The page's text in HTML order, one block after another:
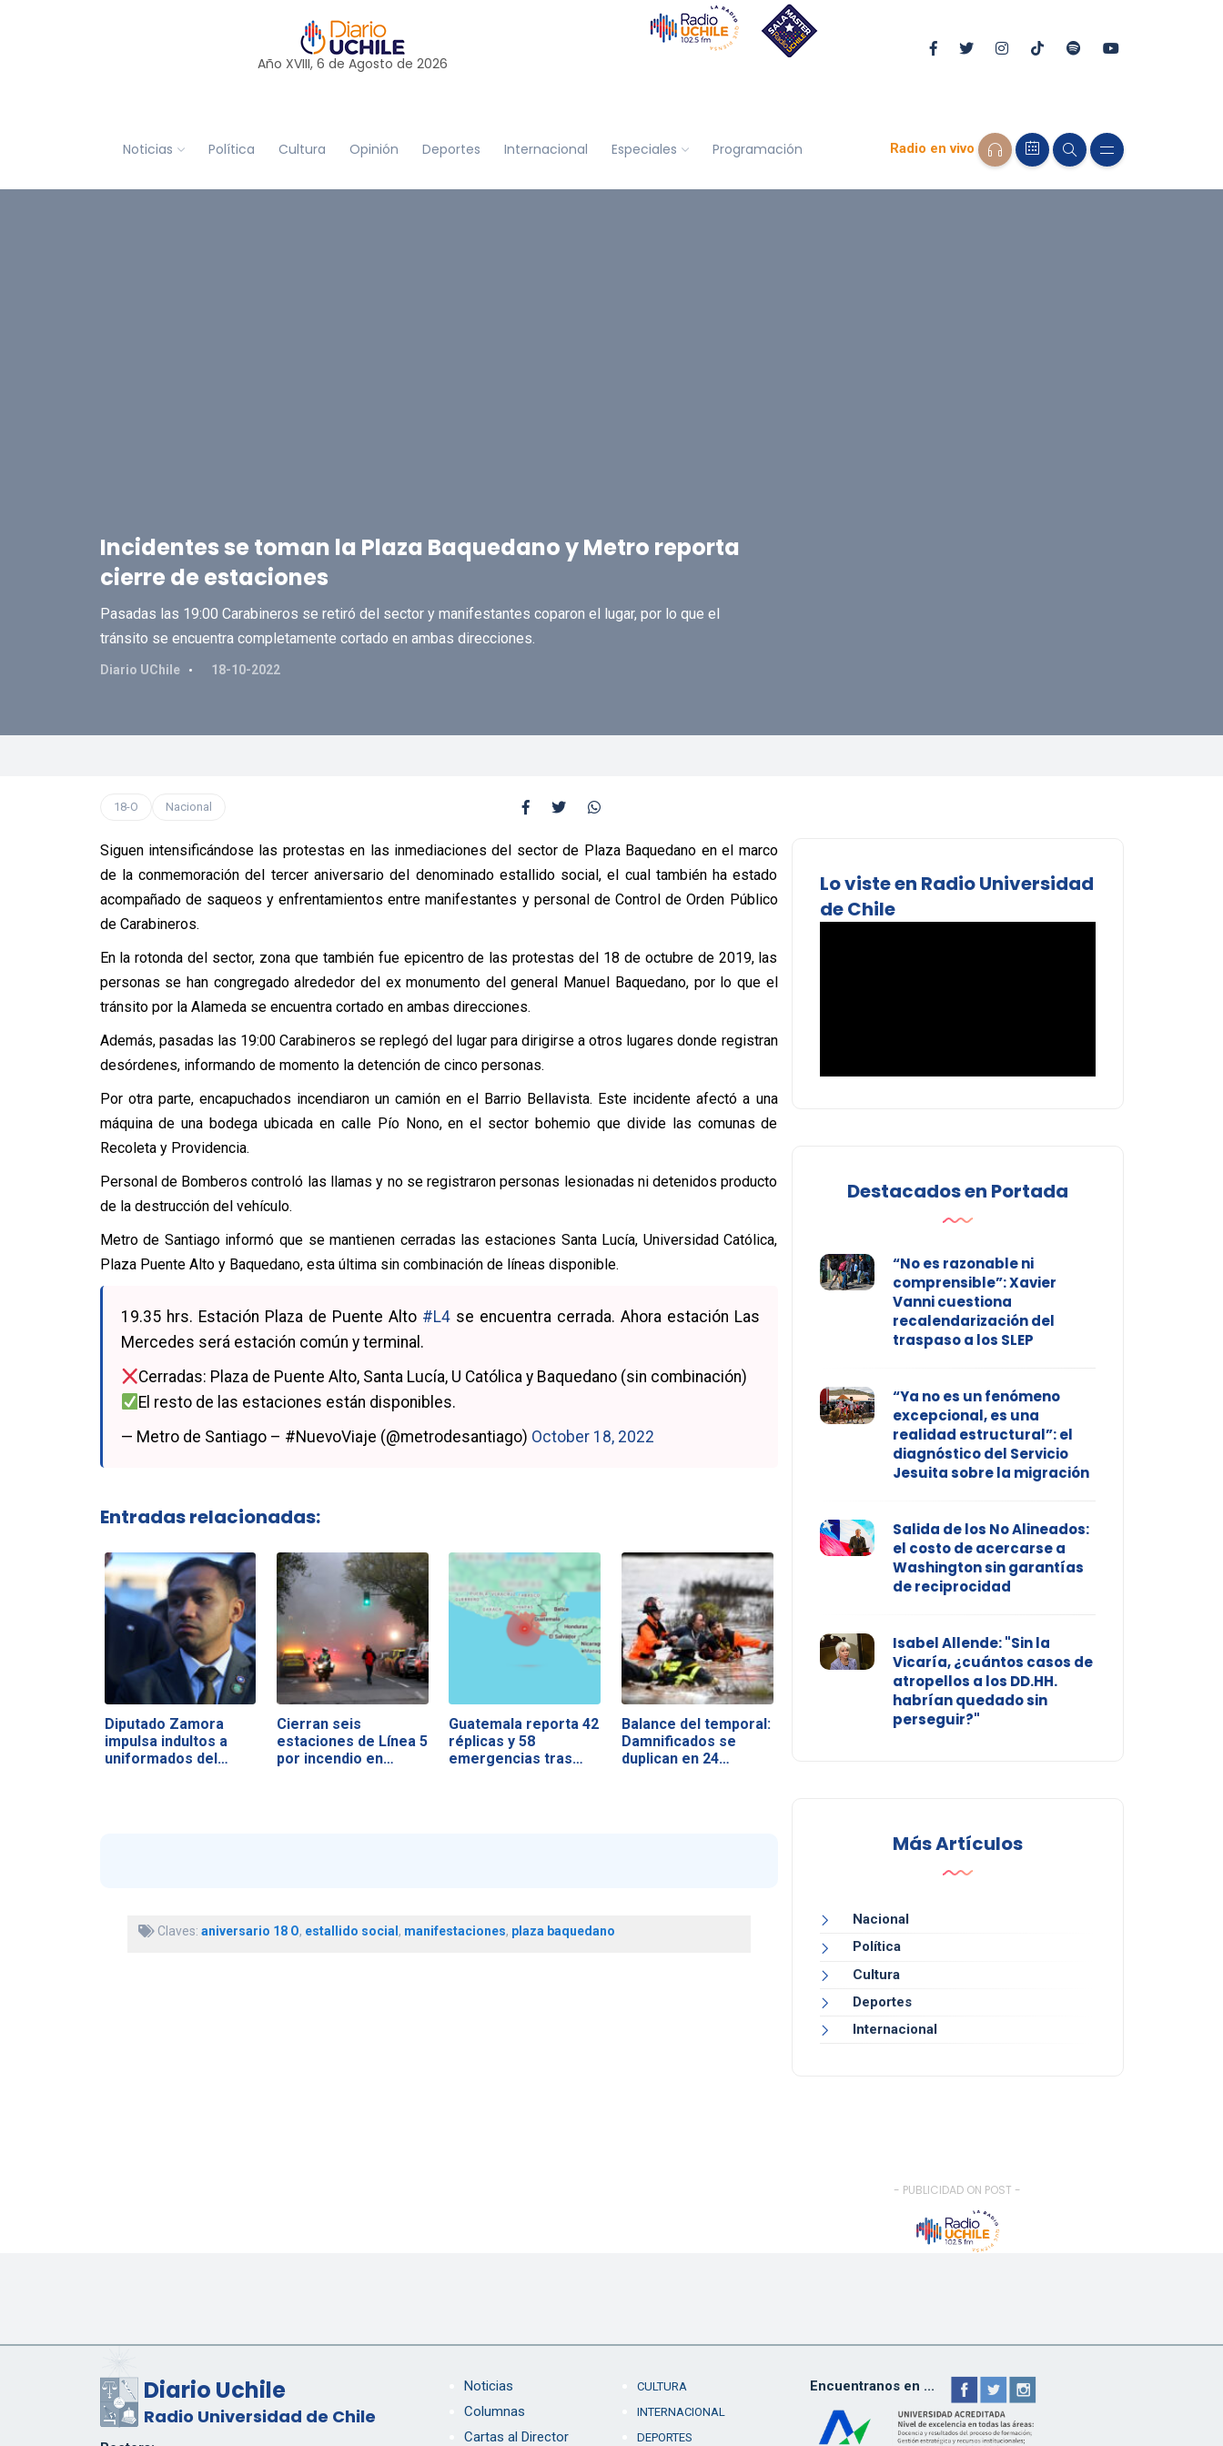
Año XVIII, 6 de Agosto de 2026
Noticias Política Cultura Opinión Deportes Internacional Especiales Programación Radio en vivo
Incidentes se toman la Plaza Baquedano y Metro reporta
cierre de estaciones
Pasadas las 19:00 Carabineros se retiró del sector y manifestantes coparon el lugar, por lo que el
tránsito se encuentra completamente cortado en ambas direcciones.
Diario UChile 18-10-2022
18-O Nacional
Siguen intensificándose las protestas en las inmediaciones del sector de Plaza Baquedano en el marco
de la conmemoración del tercer aniversario del denominado estallido social, el cual también ha estado
acompañado de saqueos y enfrentamientos entre manifestantes y personal de Control de Orden Público
de Carabineros.
En la rotonda del sector, zona que también fue epicentro de las protestas del 18 de octubre de 2019, las
personas se han congregado alrededor del ex monumento del general Manuel Baquedano, por lo que el
tránsito por la Alameda se encuentra cortado en ambas direcciones.
Además, pasadas las 19:00 Carabineros se replegó del lugar para dirigirse a otros lugares donde registran
desórdenes, informando de momento la detención de cinco personas.
Por otra parte, encapuchados incendiaron un camión en el Barrio Bellavista. Este incidente afectó a una
máquina de una bodega ubicada en calle Pío Nono, en el sector bohemio que divide las comunas de
Recoleta y Providencia.
Personal de Bomberos controló las llamas y no se registraron personas lesionadas ni detenidos producto
de la destrucción del vehículo.
Metro de Santiago informó que se mantienen cerradas las estaciones Santa Lucía, Universidad Católica,
Plaza Puente Alto y Baquedano, esta última sin combinación de líneas disponible.
19.35 hrs. Estación Plaza de Puente Alto #L4se encuentra cerrada. Ahora estación Las
Mercedes será estación común y terminal.
Cerradas: Plaza de Puente Alto, Santa Lucía, U Católica y Baquedano (sin combinación)
El resto de las estaciones están disponibles.
— Metro de Santiago – #NuevoViaje (@metrodesantiago) October 18, 2022
Entradas relacionadas:
Diputado Zamora
impulsa indultos a
uniformados del…
Cierran seis
estaciones de Línea 5
por incendio en…
Guatemala reporta 42
réplicas y 58
emergencias tras…
Balance del temporal:
Damnificados se
duplican en 24…
Claves: aniversario 18 O, estallido social , manifestaciones, plaza baquedano
Lo viste en Radio Universidad
de Chile
Destacados en Portada
“No es razonable ni
comprensible”: Xavier
Vanni cuestiona
recalendarización del
traspaso a los SLEP
“Ya no es un fenómeno
excepcional, es una
realidad estructural”: el
diagnóstico del Servicio
Jesuita sobre la migración
Salida de los No Alineados:
el costo de acercarse a
Washington sin garantías
de reciprocidad
Isabel Allende: "Sin la
Vicaría, ¿cuántos casos de
atropellos a los DD.HH.
habrían quedado sin
perseguir?"
Más Artículos
Nacional
Política
Cultura
Deportes
Internacional
- PUBLICIDAD ON POST -
Diario Uchile
Radio Universidad de Chile
Noticias
Columnas
Cartas al Director
CULTURA
INTERNACIONAL
DEPORTES
Encuentranos en ...